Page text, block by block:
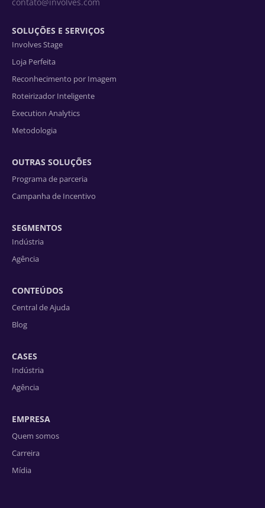
SOLUÇÕES E SERVIÇOS
Involves Stage
Loja Perfeita
Reconhecimento por Imagem
Roteirizador Inteligente
Execution Analytics
Metodologia
OUTRAS SOLUÇÕES
Programa de parceria
Campanha de Incentivo
SEGMENTOS
Indústria
Agência
CONTEÚDOS
Central de Ajuda
Blog
CASES
Indústria
Agência
EMPRESA
Quem somos
Carreira
Mídia